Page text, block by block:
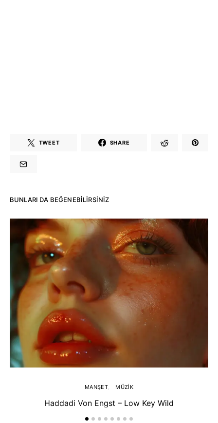
TWEET SHARE
BUNLARI DA BEĞENEBILIRSINIZ
MANŞET MÜZIK
Haddadi Von Engst – Low Key Wild